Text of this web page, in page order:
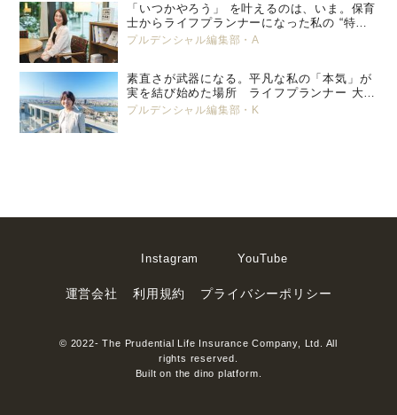
「いつかやろう」 を叶えるのは、いま。保育
士からライフプランナーになった私の “特別
養子縁組” という選択。 プルデンシャル生
プルデンシャル編集部・A
素直さが武器になる。平凡な私の「本気」が
実を結び始めた場所 ライフプランナー 大塚
美那
プルデンシャル編集部・K
Instagram YouTube
運営会社 利用規約 プライバシーポリシー
© 2022- The Prudential Life Insurance Company, Ltd. All
rights reserved.
Built on the dino platform.